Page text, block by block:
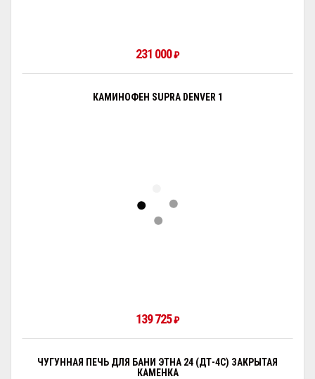
231 000₽
КАМИНОФЕН SUPRA DENVER 1
139 725₽
ЧУГУННАЯ ПЕЧЬ ДЛЯ БАНИ ЭТНА 24 (ДТ-4С) ЗАКРЫТАЯ
КАМЕНКА